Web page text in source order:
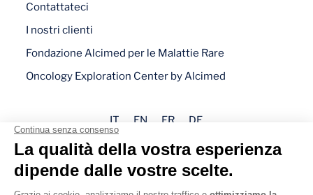
Contattateci
I nostri clienti
Fondazione Alcimed per le Malattie Rare
Oncology Exploration Center by Alcimed
IT EN FR DE